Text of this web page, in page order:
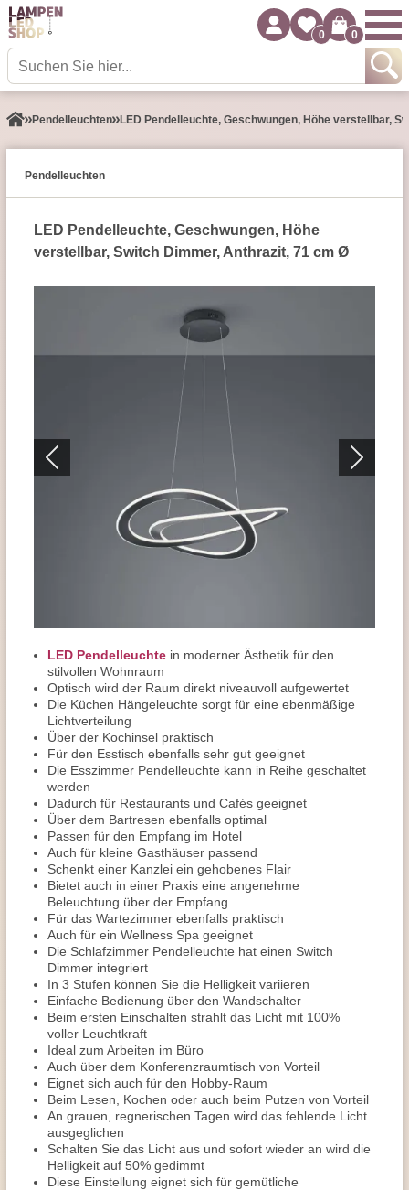
0 0
Pendel­leuchten LED Pendelleuchte, Geschwungen, Höhe verstellbar,
Pendel­leuchten
LED Pendelleuchte, Geschwungen, Höhe
verstellbar, Switch Dimmer, Anthrazit, 71 cm Ø
LED Pendelleuchte in moderner Ästhetik für den
stilvollen Wohnraum
Optisch wird der Raum direkt niveauvoll aufgewertet
Die Küchen Hängeleuchte sorgt für eine ebenmäßige
Lichtverteilung
Über der Kochinsel praktisch
Für den Esstisch ebenfalls sehr gut geeignet
Die Esszimmer Pendelleuchte kann in Reihe geschaltet
werden
Dadurch für Restaurants und Cafés geeignet
Über dem Bartresen ebenfalls optimal
Passen für den Empfang im Hotel
Auch für kleine Gasthäuser passend
Schenkt einer Kanzlei ein gehobenes Flair
Bietet auch in einer Praxis eine angenehme
Beleuchtung über der Empfang
Für das Wartezimmer ebenfalls praktisch
Auch für ein Wellness Spa geeignet
Die Schlafzimmer Pendelleuchte hat einen Switch
Dimmer integriert
In 3 Stufen können Sie die Helligkeit variieren
Einfache Bedienung über den Wandschalter
Beim ersten Einschalten strahlt das Licht mit 100%
voller Leuchtkraft
Ideal zum Arbeiten im Büro
Auch über dem Konferenzraumtisch von Vorteil
Eignet sich auch für den Hobby-Raum
Beim Lesen, Kochen oder auch beim Putzen von Vorteil
An grauen, regnerischen Tagen wird das fehlende Licht
ausgeglichen
Schalten Sie das Licht aus und sofort wieder an wird die
Helligkeit auf 50% gedimmt
Diese Einstellung eignet sich für gemütliche